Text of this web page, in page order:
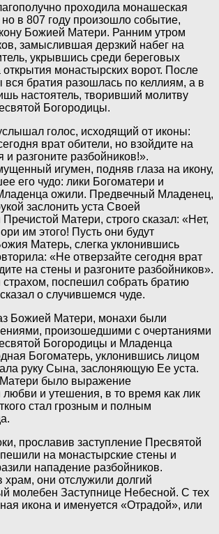
проходила монашеская
в 807 году произошло событие,
Божией Матери. Ранним утром
замыслившая дерзкий набег на
укрывшись среди береговых
монастырских ворот. После
вся братия разошлась по келлиям, а в
настоятель, творивший молитву
Богородицы.
голос, исходящий от иконы:
врат обители, но взойдите на
разгоните разбойников!».
игумен, подняв глаза на икону,
его чудо: лики Богоматери и
ожили. Предвечный Младенец,
заслонить уста Своей
Матери, строго сказал: «Нет,
им этого! Пусть они будут
Матерь, слегка уклонившись
«Не отверзайте сегодня врат
на стены и разгоните разбойников».
поспешил собрать братию
о случившемся чуде.
Божией Матери, монахи были
произошедшими с очертаниями
Богородицы и Младенца
Богоматерь, уклонившись лицом
руку Сына, заслоняющую Ее уста.
было выражение
любви и утешения, в то время как лик
стал грозным и полным
прославив заступление Пресвятой
на монастырские стены и
нападение разбойников.
храм, они отслужили долгий
молебен Заступнице Небесной. С тех
икона и именуется «Отрадой», или